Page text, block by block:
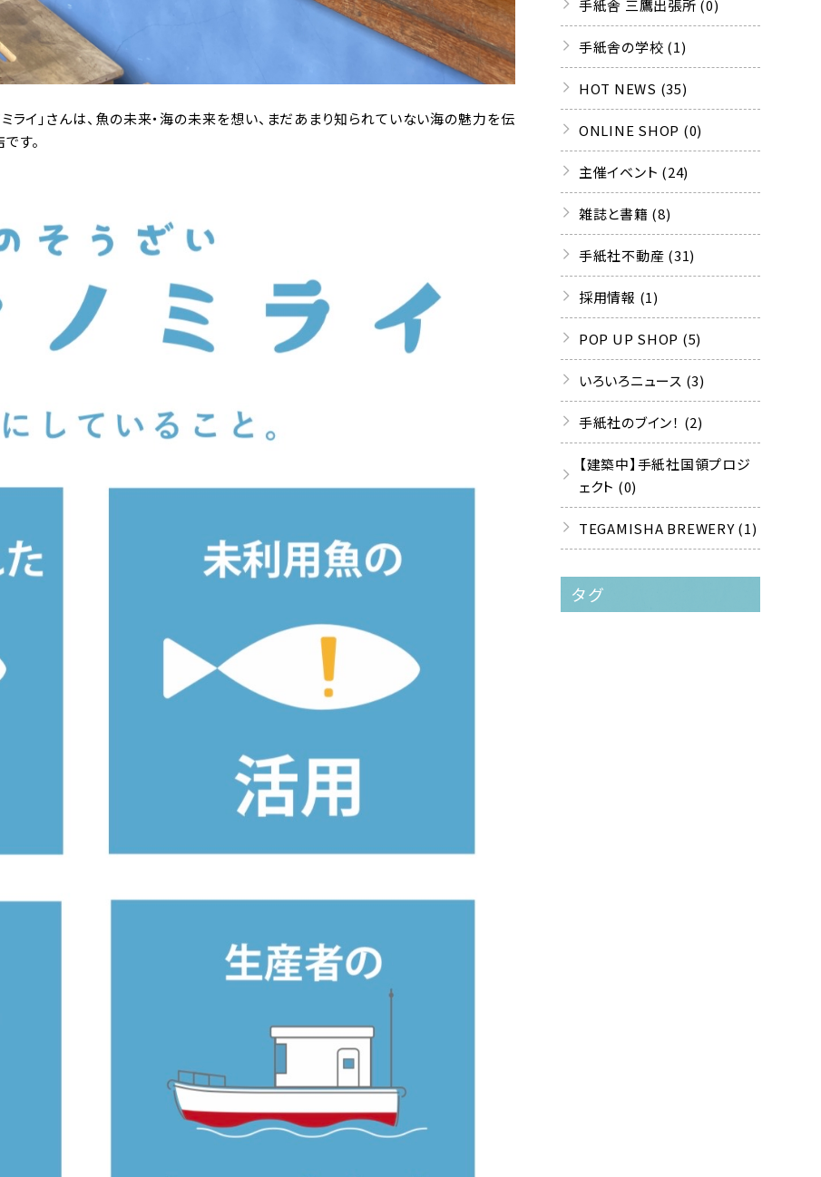
ライ」さんは、魚の未来・海の未来を想い、まだあまり知られていない海の魅力を伝
す。
手紙舎 三鷹出張所 (0)
手紙舎の学校 (1)
HOT NEWS (35)
ONLINE SHOP (0)
主催イベント (24)
雑誌と書籍 (8)
手紙社不動産 (31)
採用情報 (1)
POP UP SHOP (5)
いろいろニュース (3)
手紙社のブイン！ (2)
【建築中】手紙社国領プロジ
ェクト (0)
TEGAMISHA BREWERY (1)
タグ